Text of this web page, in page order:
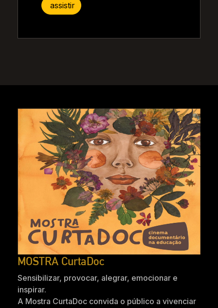
assistir
MOSTRA CurtaDoc
Sensibilizar, provocar, alegrar, emocionar e
inspirar.
A Mostra CurtaDoc convida o público a vivenciar